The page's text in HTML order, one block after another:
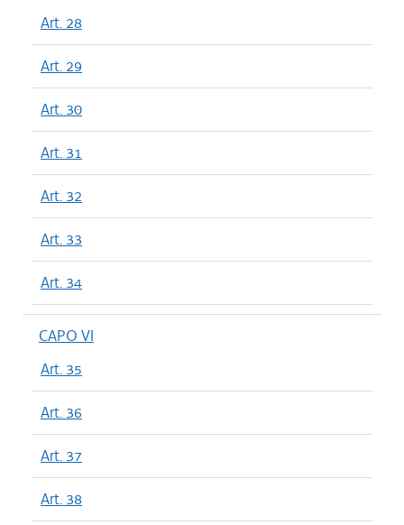
Art. 28
Art. 29
Art. 30
Art. 31
Art. 32
Art. 33
Art. 34
CAPO VI
Art. 35
Art. 36
Art. 37
Art. 38